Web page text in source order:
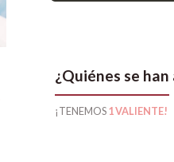
¿Quiénes se
¡TENEMOS1 VALIENTE!